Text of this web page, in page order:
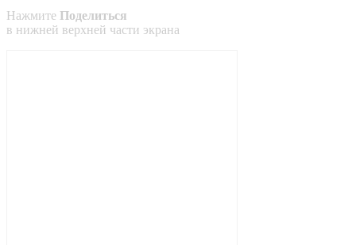
Нажмите Поделиться
в нижней верхней части экрана